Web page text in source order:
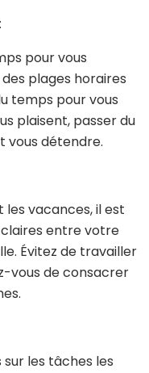
pour vous
plages horaires
temps pour vous
plaisent, passer du
vous détendre.
les vacances, il est
entre votre
Évitez de travailler
vous de consacrer
les tâches les